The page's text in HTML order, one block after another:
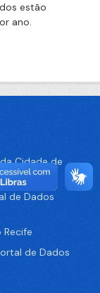
estão
ano.
Cidade de
de Dados
de Dados